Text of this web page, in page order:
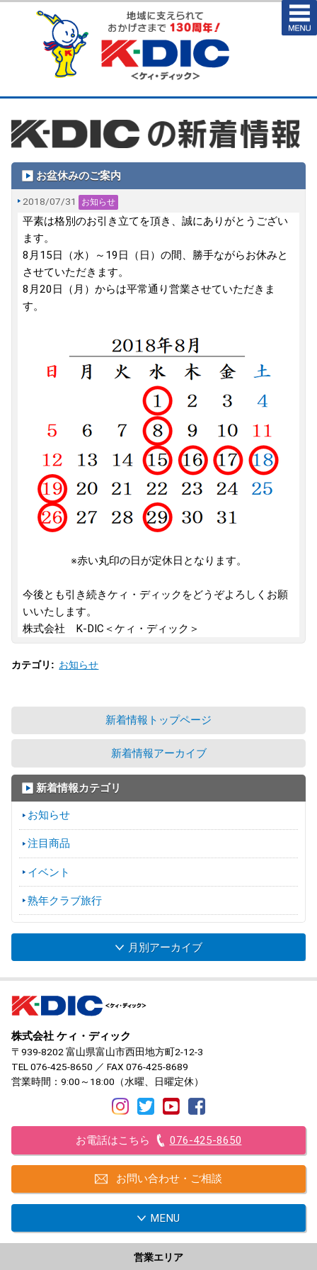
お盆休みのご案内
2018/07/31 お知らせ
平素は格別のお引き立てを頂き、誠にありがとうござい
ます。
8月15日（水）～19日（日）の間、勝手ながらお休みと
させていただきます。
8月20日（月）からは平常通り営業させていただきま
す。
※赤い丸印の日が定休日となります。
今後とも引き続きケィ・ディックをどうぞよろしくお願
いいたします。
株式会社 K-DIC＜ケィ・ディック＞
カテゴリ : お知らせ
新着情報トップページ
新着情報アーカイブ
新着情報カテゴリ
お知らせ
注目商品
イベント
熟年クラブ旅行
月別アーカイブ
株式会社 ケィ・ディック
〒939-8202 富山県富山市西田地方町2-12-3
TEL076-425-8650 ／ FAX 076-425-8689
営業時間：9:00～18:00（水曜、日曜定休）
お電話はこちら 076-425-8650
お問い合わせ・ご相談
MENU
営業エリア